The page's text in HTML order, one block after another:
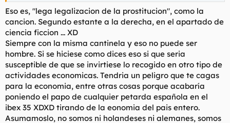
Eso es, "lega legalizacion de la prostitucion", como la
cancion. Segundo estante a la derecha, en el apartado de
ciencia ficcion ... XD
Siempre con la misma cantinela y eso no puede ser
hombre. Si se hiciese como dices eso si que seria
susceptible de que se invirtiese lo recogido en otro tipo de
actividades economicas. Tendria un peligro que te cagas
para la economia, entre otras cosas porque acabaría
poniendo el papo de cualquier petarda española en el
ibex 35 XDXD tirando de la eonomia del pais entero.
Asumamoslo, no somos ni holandeses ni alemanes, somos